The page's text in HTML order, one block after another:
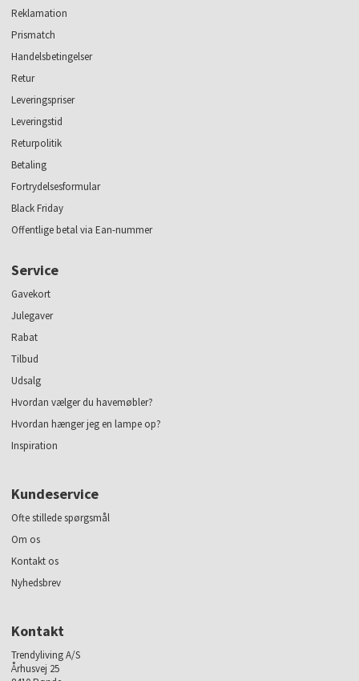
Reklamation
Prismatch
Handelsbetingelser
Retur
Leveringspriser
Leveringstid
Returpolitik
Betaling
Fortrydelsesformular
Black Friday
Offentlige betal via Ean-nummer
Service
Gavekort
Julegaver
Rabat
Tilbud
Udsalg
Hvordan vælger du havemøbler?
Hvordan hænger jeg en lampe op?
Inspiration
Kundeservice
Ofte stillede spørgsmål
Om os
Kontakt os
Nyhedsbrev
Kontakt
Trendyliving A/S
Århusvej 25